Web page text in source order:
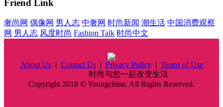
Friend Link
奢尚网 偶像网 男人志 中奢网 时尚新闻 潮生活 中国消费观察
网 男人志 风度时尚 Fashion Talk 时尚中文
About Us| Contact Us| Privacy Policy| Terms of Use
时尚与您一起改变生活
Copyright 2018 © Youngchina. All Rights Reserved.